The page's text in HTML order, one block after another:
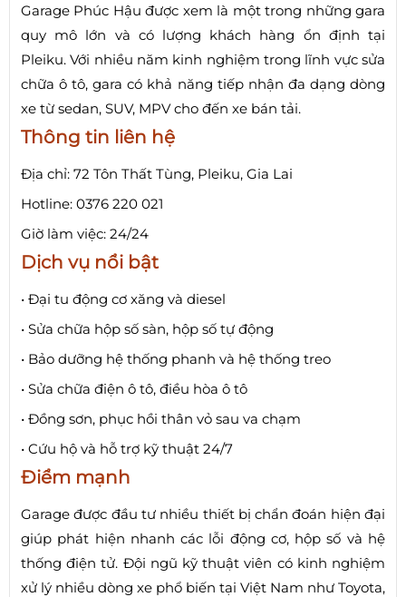
Garage Phúc Hậu được xem là một trong những gara
quy mô lớn và có lượng khách hàng ổn định tại
Pleiku. Với nhiều năm kinh nghiệm trong lĩnh vực sửa
chữa ô tô, gara có khả năng tiếp nhận đa dạng dòng
xe từ sedan, SUV, MPV cho đến xe bán tải.
Thông tin liên hệ
Địa chỉ: 72 Tôn Thất Tùng, Pleiku, Gia Lai
Hotline: 0376 220 021
Giờ làm việc: 24/24
Dịch vụ nổi bật
• Đại tu động cơ xăng và diesel
• Sửa chữa hộp số sàn, hộp số tự động
• Bảo dưỡng hệ thống phanh và hệ thống treo
• Sửa chữa điện ô tô, điều hòa ô tô
• Đồng sơn, phục hồi thân vỏ sau va chạm
• Cứu hộ và hỗ trợ kỹ thuật 24/7
Điểm mạnh
Garage được đầu tư nhiều thiết bị chẩn đoán hiện đại
giúp phát hiện nhanh các lỗi động cơ, hộp số và hệ
thống điện tử. Đội ngũ kỹ thuật viên có kinh nghiệm
xử lý nhiều dòng xe phổ biến tại Việt Nam như Toyota,